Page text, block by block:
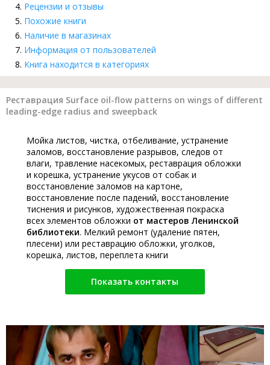
Рецензии и отзывы
Похожие книги
Наличие в магазинах
Информация от пользователей
Книга находится в категориях
Реставрация Surface oil-flow patterns on wings of different
leading-edge radius and sweepback
Мойка листов, чистка, отбеливание, устранение
заломов, восстановление разрывов, следов от
влаги, травление насекомых, реставрация обложки
и корешка, устранение укусов от собак и
восстановление заломов на картоне,
восстановление после падений, восстановление
тиснения и рисунков, художественная покраска
всех элементов обложки от мастеров Ленинской
библиотеки. Мелкий ремонт (удаление пятен,
плесени) или реставрацию обложки, уголков,
корешка, листов, переплета книги
Показать контакты